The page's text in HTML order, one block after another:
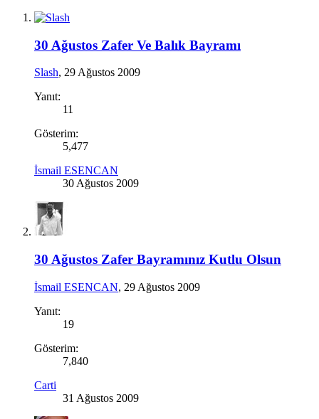
30 Ağustos Zafer Ve Balık Bayramı
Slash, 29 Ağustos 2009
Yanıt:
11
Gösterim:
5,477
İsmail ESENCAN
30 Ağustos 2009
30 Ağustos Zafer Bayramınız Kutlu Olsun
İsmail ESENCAN, 29 Ağustos 2009
Yanıt:
19
Gösterim:
7,840
Carti
31 Ağustos 2009